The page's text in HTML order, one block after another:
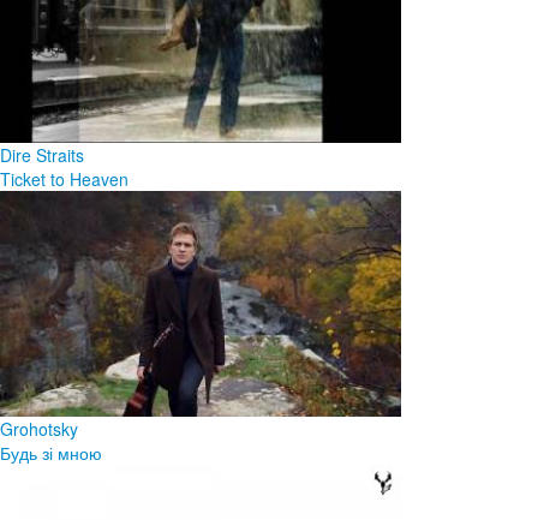
Dire Straits
Ticket to Heaven
Grohotsky
Будь зі мною